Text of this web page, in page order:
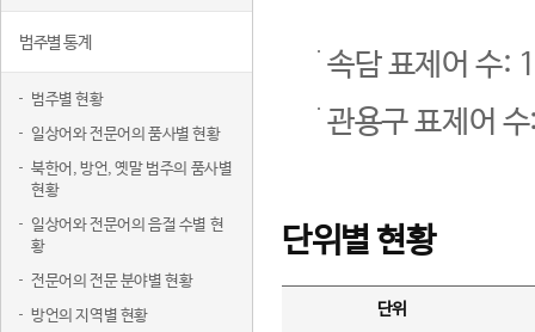
범주별 통계
범주별 현황
일상어와 전문어의 품사별 현황
북한어, 방언, 옛말 범주의 품사별
현황
일상어와 전문어의 음절 수별 현
황
전문어의 전문 분야별 현황
방언의 지역별 현황
속담 표제어 수:
관용구 표제어
단위별 현황
단위